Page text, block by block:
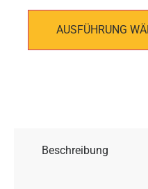
AUSFÜHRUNG
Beschreibung